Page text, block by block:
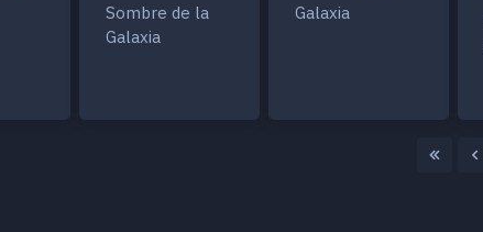
Sombre de la
Galaxia
Galaxia